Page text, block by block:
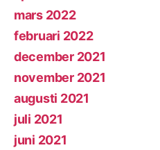
mars 2022
februari 2022
december 2021
november 2021
augusti 2021
juli 2021
juni 2021